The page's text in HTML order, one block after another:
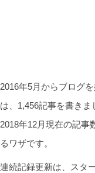
2016年5月からブログ
は、1,456記事を書きま
2018年12月現在の記事
るワザです。
連続記録更新は、スタ